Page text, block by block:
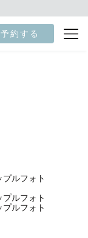
予約する